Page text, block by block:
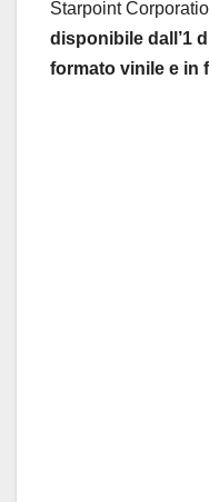
Starpoint
disponibile dall’1
formato vinile e in